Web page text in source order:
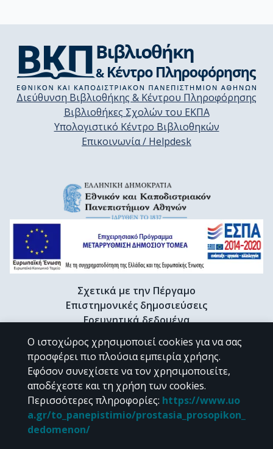
Διεύθυνση Βιβλιοθήκης & Κέντρου Πληροφόρησης
Βιβλιοθήκες Σχολών του ΕΚΠΑ
Υπολογιστικό Κέντρο Βιβλιοθηκών
Επικοινωνία / Helpdesk
Σχετικά με την Πέργαμο
Επιστημονικές δημοσιεύσεις
Ερευνητικά δεδομένα
Διδακτορικές διατριβές & Γκρίζα βιβλιογραφία
Προφίλ Ερευνητή
CC BY-NC 4.0
Εκτός αν αναφέρεται διαφορετικά, το υλικό της "Περγάμου" διατίθεται
Ο ιστοχώρος χρησιμοποιεί cookies για να σας
προσφέρει πιο πλούσια εμπειρία χρήσης.
Εφόσον συνεχίσετε να τον χρησιμοποιείτε,
αποδέχεστε και τη χρήση των cookies.
Περισσότερες πληροφορίες: https://www.uo
a.gr/to_panepistimio/prostasia_prosopikon_
dedomenon/